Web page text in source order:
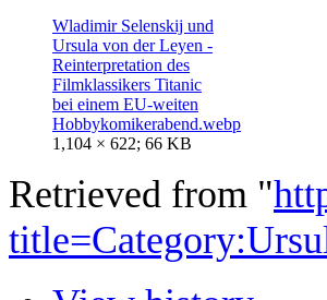
Wladimir Selenskij und
Ursula von der Leyen -
Reinterpretation des
Filmklassikers Titanic
bei einem EU-weiten
Hobbykomikerabend.webp
1,104 × 622; 66 KB
Retrieved from "